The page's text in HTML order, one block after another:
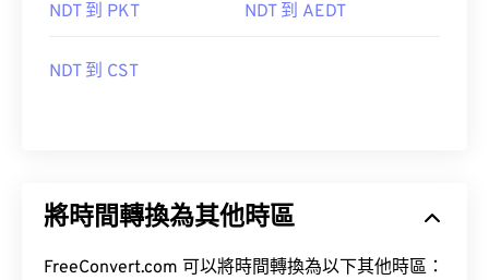
NDT 到 PKT NDT 到 AEDT
NDT 到 CST
將時間轉換為其他時區
FreeConvert.com 可以將時間轉換為以下其他時區：